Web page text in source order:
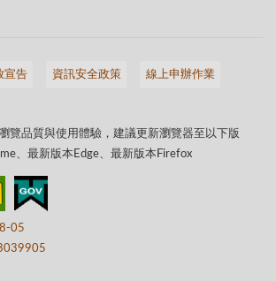
宣告 資訊安全政策 線上申辦作業
覽品質與使用體驗，建議更新瀏覽器至以下版
、最新版本Edge、最新版本Firefox
05